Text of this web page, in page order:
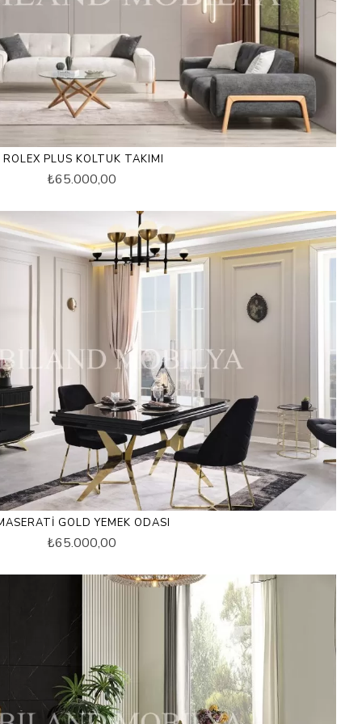
ROLEX PLUS KOLTUK TAKIMI
₺65.000,00
GOLD YEMEK ODASI
₺65.000,00